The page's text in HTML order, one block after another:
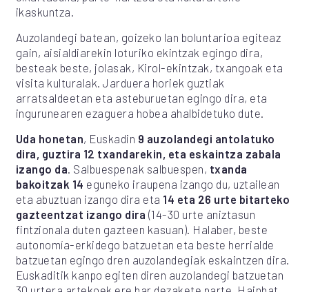
ikaskuntza.
Auzolandegi batean, goizeko lan boluntarioa egiteaz
gain, aisialdiarekin loturiko ekintzak egingo dira,
besteak beste, jolasak, Kirol-ekintzak, txangoak eta
visita kulturalak. Jarduera horiek guztiak
arratsaldeetan eta asteburuetan egingo dira, eta
ingurunearen ezaguera hobea ahalbidetuko dute.
Uda honetan, Euskadin 9 auzolandegi antolatuko
dira, guztira 12 txandarekin, eta eskaintza zabala
izango da . Salbuespenak salbuespen, txanda
bakoitzak 14 eguneko iraupena izango du, uztailean
eta abuztuan izango dira eta 14 eta 26 urte bitarteko
gazteentzat izango dira (14-30 urte aniztasun
fintzionala duten gazteen kasuan). Halaber, beste
autonomía-erkidego batzuetan eta beste herrialde
batzuetan egingo dren auzolandegiak eskaintzen dira.
Euskaditik kanpo egiten diren auzolandegi batzuetan